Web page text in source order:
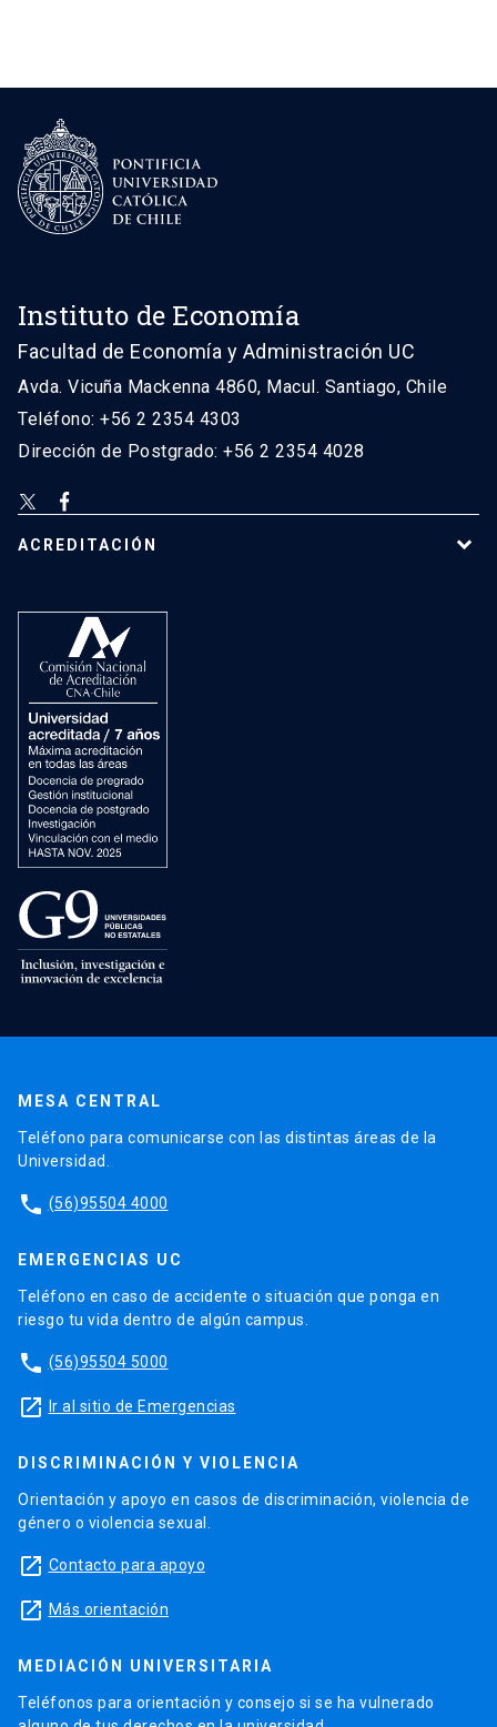
Instituto de Economía
Facultad de Economía y Administración UC
Avda. Vicuña Mackenna 4860, Macul. Santiago, Chile
Teléfono: +56 2 2354 4303
Dirección de Postgrado: +56 2 2354 4028
ACREDITACIÓN
MESA CENTRAL
Teléfono para comunicarse con las distintas áreas de la
Universidad.
phone (56)95504 4000
EMERGENCIAS UC
Teléfono en caso de accidente o situación que ponga en
riesgo tu vida dentro de algún campus.
phone (56)95504 5000
launch Ir al sitio de Emergencias
DISCRIMINACIÓN Y VIOLENCIA
Orientación y apoyo en casos de discriminación, violencia de
género o violencia sexual.
launch Contacto para apoyo
launch Más orientación
MEDIACIÓN UNIVERSITARIA
Teléfonos para orientación y consejo si se ha vulnerado